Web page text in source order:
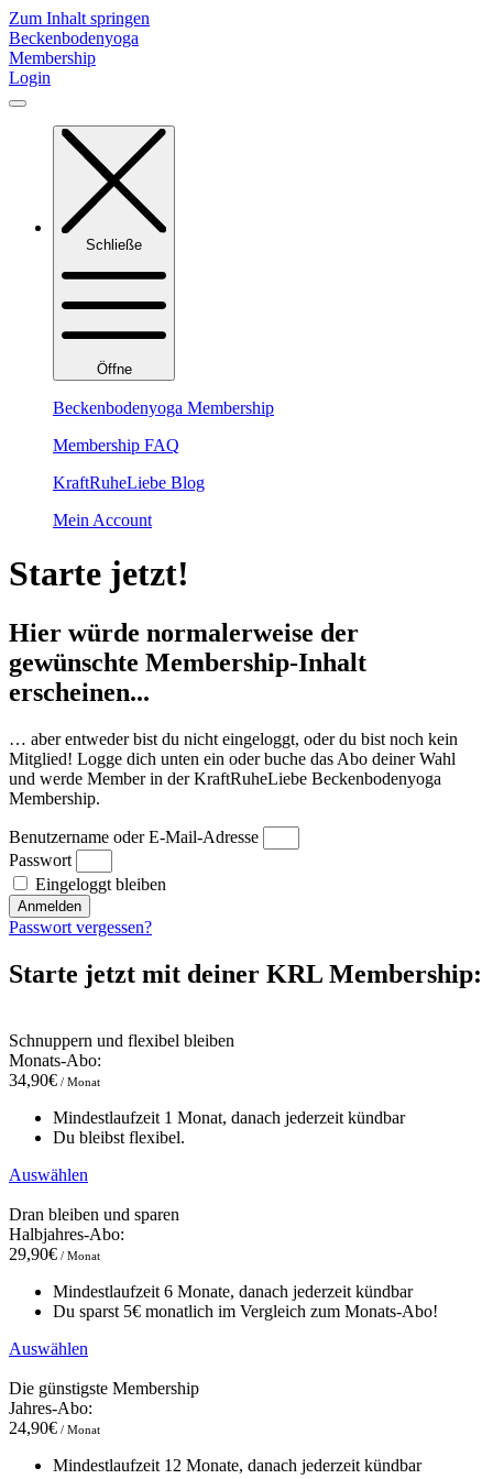
Zum Inhalt springen
Beckenbodenyoga
Membership
Login
Schließe
Öffne
Beckenbodenyoga Membership
Membership FAQ
KraftRuheLiebe Blog
Mein Account
Starte jetzt!
Hier würde normalerweise der
gewünschte Membership-Inhalt
erscheinen...
… aber entweder bist du nicht eingeloggt, oder du bist noch kein
Mitglied! Logge dich unten ein oder buche das Abo deiner Wahl
und werde Member in der KraftRuheLiebe Beckenbodenyoga
Membership.
Benutzername oder E-Mail-Adresse
Passwort
Eingeloggt bleiben
Anmelden
Passwort vergessen?
Starte jetzt mit deiner KRL Membership:
Schnuppern und flexibel bleiben
Monats-Abo:
34,90€ / Monat
Mindestlaufzeit 1 Monat, danach jederzeit kündbar
Du bleibst flexibel.
Auswählen
Dran bleiben und sparen
Halbjahres-Abo:
29,90€ / Monat
Mindestlaufzeit 6 Monate, danach jederzeit kündbar
Du sparst 5€ monatlich im Vergleich zum Monats-Abo!
Auswählen
Die günstigste Membership
Jahres-Abo:
24,90€ / Monat
Mindestlaufzeit 12 Monate, danach jederzeit kündbar